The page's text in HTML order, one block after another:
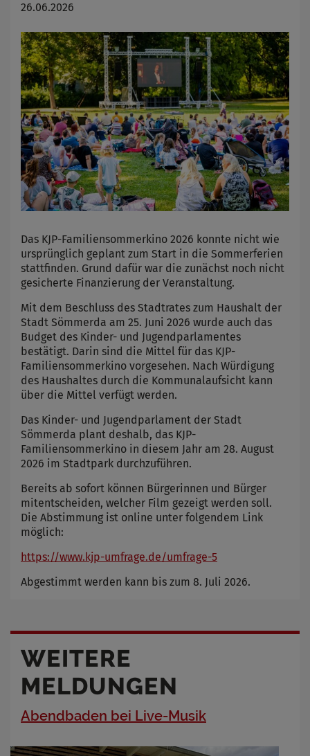
26.06.2026
Das KJP-Familiensommerkino 2026 konnte nicht wie
ursprünglich geplant zum Start in die Sommerferien
stattfinden. Grund dafür war die zunächst noch nicht
gesicherte Finanzierung der Veranstaltung.
Mit dem Beschluss des Stadtrates zum Haushalt der
Stadt Sömmerda am 25. Juni 2026 wurde auch das
Budget des Kinder- und Jugendparlamentes
bestätigt. Darin sind die Mittel für das KJP-
Familiensommerkino vorgesehen. Nach Würdigung
des Haushaltes durch die Kommunalaufsicht kann
über die Mittel verfügt werden.
Das Kinder- und Jugendparlament der Stadt
Sömmerda plant deshalb, das KJP-
Familiensommerkino in diesem Jahr am 28. August
2026 im Stadtpark durchzuführen.
Bereits ab sofort können Bürgerinnen und Bürger
mitentscheiden, welcher Film gezeigt werden soll.
Die Abstimmung ist online unter folgendem Link
möglich:
https://www.kjp-umfrage.de/umfrage-5
Abgestimmt werden kann bis zum 8. Juli 2026.
WEITERE
MELDUNGEN
Abendbaden bei Live-Musik